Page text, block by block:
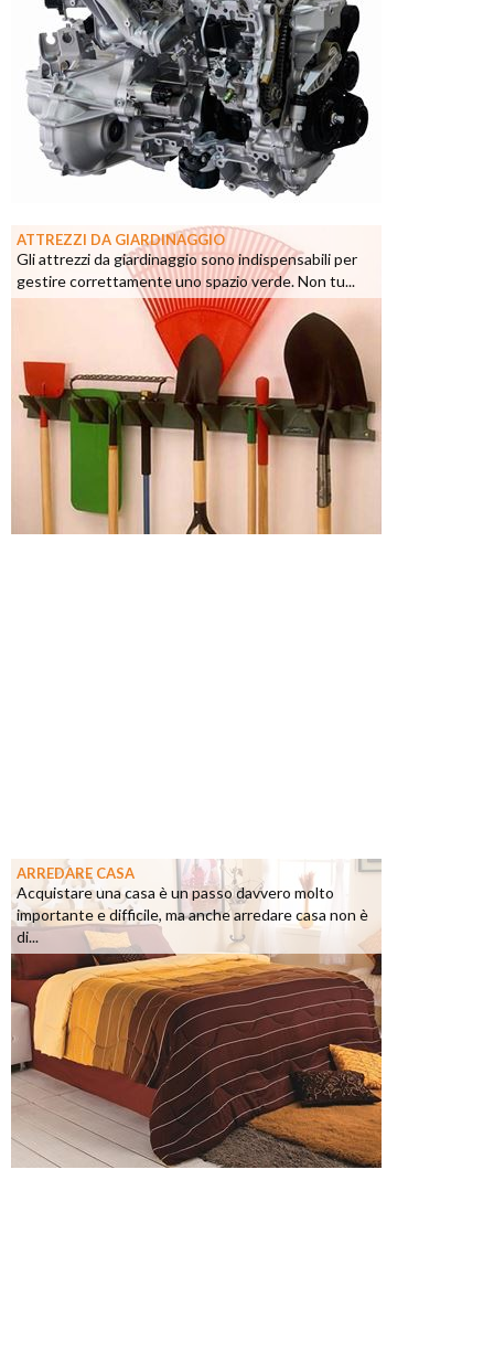
ATTREZZI DA GIARDINAGGIO
Gli attrezzi da giardinaggio sono indispensabili per
gestire correttamente uno spazio verde. Non tu...
ARREDARE CASA
Acquistare una casa è un passo davvero molto
importante e difficile, ma anche arredare casa non è
di...